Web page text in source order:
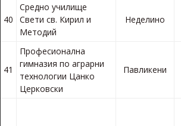
40
Средно училище
Свети св. Кирил и
Методий
Неделино
41
Професионална
гимназия по аграрни
технологии Цанко
Церковски
Павликени